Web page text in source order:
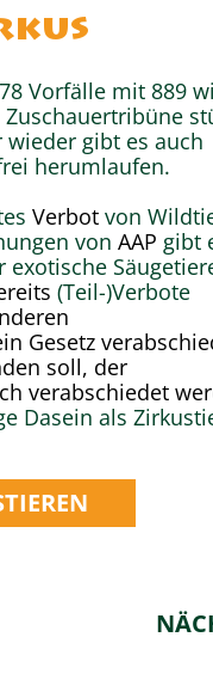
Vorfälle mit 889
gibt es auch
herumlaufen.
Verbot von
von AAP gibt
exotische
(Teil-)Verbote
Gesetz
soll, der
verabschiedet
Dasein als